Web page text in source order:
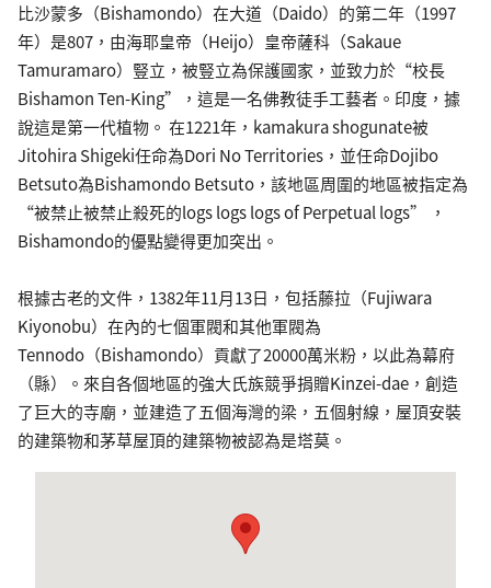
比沙蒙多（Bishamondo）在大道（Daido）的第二年（1997
年）是807，由海耶皇帝（Heijo）皇帝薩科（Sakaue
Tamuramaro）豎立，被豎立為保護國家，並致力於“校長
Bishamon Ten-King”，這是一名佛教徒手工藝者。印度，據
說這是第一代植物。 在1221年，kamakura shogunate被
Jitohira Shigeki任命為Dori No Territories，並任命Dojibo
Betsuto為Bishamondo Betsuto，該地區周圍的地區被指定為
“被禁止被禁止殺死的logs logs logs of Perpetual logs” ，
Bishamondo的優點變得更加突出。
根據古老的文件，1382年11月13日，包括藤拉（Fujiwara
Kiyonobu）在內的七個軍閥和其他軍閥為
Tennodo（Bishamondo）貢獻了20000萬米粉，以此為幕府
（縣）。來自各個地區的強大氏族競爭捐贈Kinzei-dae，創造
了巨大的寺廟，並建造了五個海灣的梁，五個射線，屋頂安裝
的建築物和茅草屋頂的建築物被認為是塔莫。